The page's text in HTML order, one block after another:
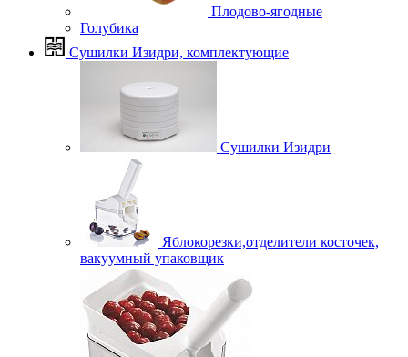
Плодово-ягодные
Голубика
Сушилки Изидри, комплектующие
Сушилки Изидри
Яблокорезки,отделители косточек,
вакуумный упаковщик